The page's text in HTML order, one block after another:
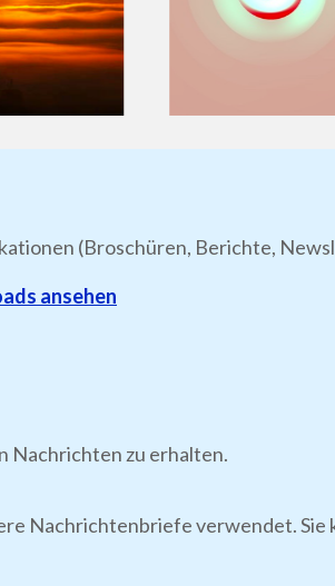
(Broschüren, Berichte,
ansehen
Nachrichten zu erhalten.
Nachrichtenbriefe verwendet.